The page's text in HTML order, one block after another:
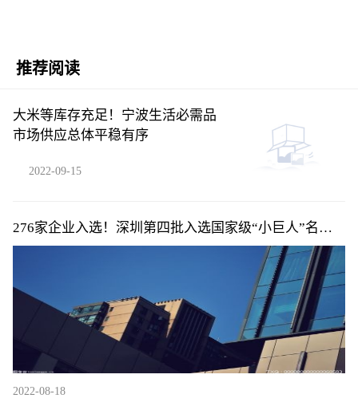
推荐阅读
大米等库存充足！宁波生活必需品
市场供应总体平稳有序
2022-09-15
276家企业入选！深圳第四批入选国家级“小巨人”名单
公布
2022-08-18